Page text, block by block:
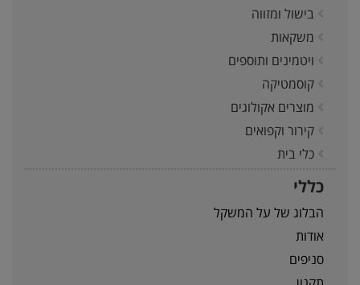
בישול ומזווה
משקאות
ויטמינים ותוספים
קוסמטיקה
מוצרים אקולוגים
קירור וקפואים
כלי בית
כללי
הבלוג של על המשקל
אודות
סניפים